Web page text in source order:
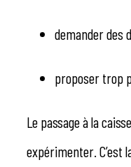
demander des
proposer trop
Le passage à la
expérimenter. C’est